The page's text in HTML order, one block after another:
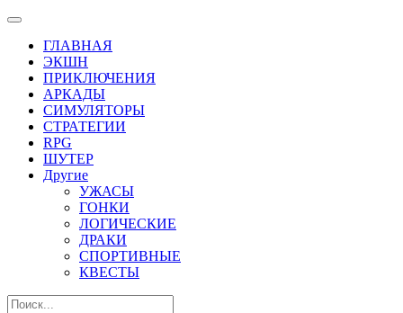
ГЛАВНАЯ
ЭКШН
ПРИКЛЮЧЕНИЯ
АРКАДЫ
СИМУЛЯТОРЫ
СТРАТЕГИИ
RPG
ШУТЕР
Другие
УЖАСЫ
ГОНКИ
ЛОГИЧЕСКИЕ
ДРАКИ
СПОРТИВНЫЕ
КВЕСТЫ